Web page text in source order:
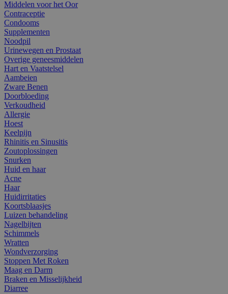
Middelen voor het Oor
Contraceptie
Condooms
Supplementen
Noodpil
Urinewegen en Prostaat
Overige geneesmiddelen
Hart en Vaatstelsel
Aambeien
Zware Benen
Doorbloeding
Verkoudheid
Allergie
Hoest
Keelpijn
Rhinitis en Sinusitis
Zoutoplossingen
Snurken
Huid en haar
Acne
Haar
Huidirritaties
Koortsblaasjes
Luizen behandeling
Nagelbijten
Schimmels
Wratten
Wondverzorging
Stoppen Met Roken
Maag en Darm
Braken en Misselijkheid
Diarree